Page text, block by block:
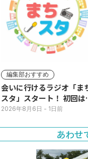
編集部おすすめ
会いに行けるラジオ「ま
スタ」スタート！ 初回は
日(火･祝) 公開生放送
2026年8月6日 - 1日前
あわせ